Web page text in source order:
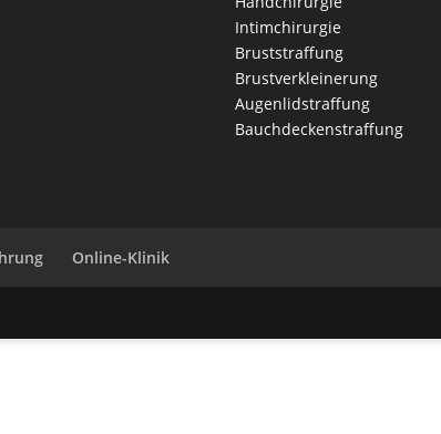
Intimchirurgie
Bruststraffung
Brustverkleinerung
Augenlidstraffung
Bauchdeckenstraffung
Online-Klinik